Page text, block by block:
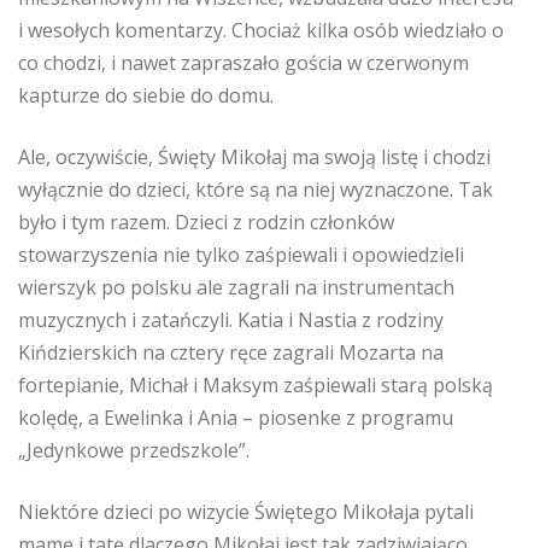
i wesołych komentarzy. Chociaż kilka osób wiedziało o
co chodzi, i nawet zapraszało gościa w czerwonym
kapturze do siebie do domu.
Ale, oczywiście, Święty Mikołaj ma swoją listę i chodzi
wyłącznie do dzieci, które są na niej wyznaczone. Tak
było i tym razem. Dzieci z rodzin członków
stowarzyszenia nie tylko zaśpiewali i opowiedzieli
wierszyk po polsku ale zagrali na instrumentach
muzycznych i zatańczyli. Katia i Nastia z rodziny
Kińdzierskich na cztery ręсe zagrali Mozarta na
fortepianie, Michał i Maksym zaśpiewali starą polską
kolędę, a Ewelinka i Ania – piosenke z programu
„Jedynkowe przedszkole”.
Niektóre dzieci po wizycie Świętego Mikołaja pytali